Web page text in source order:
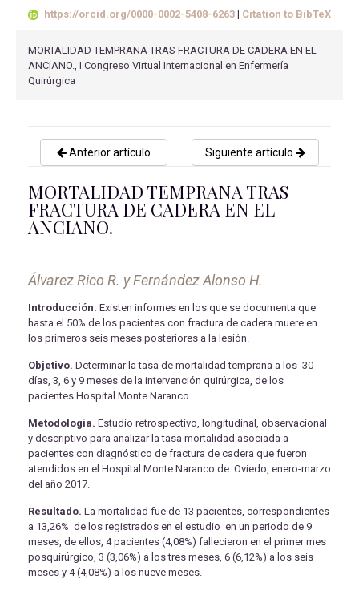
https://orcid.org/0000-0002-5408-6263| Citation to BibTeX
MORTALIDAD TEMPRANA TRAS FRACTURA DE CADERA EN EL
ANCIANO., I Congreso Virtual Internacional en Enfermería
Quirúrgica
Anterior artículo Siguiente artículo
MORTALIDAD TEMPRANA TRAS
FRACTURA DE CADERA EN EL
ANCIANO.
Álvarez Rico R. y Fernández Alonso H.
Introducción. Existen informes en los que se documenta que
hasta el 50% de los pacientes con fractura de cadera muere en
los primeros seis meses posteriores a la lesión.
Objetivo. Determinar la tasa de mortalidad temprana a los 30
días, 3, 6 y 9 meses de la intervención quirúrgica, de los
pacientes Hospital Monte Naranco.
Metodología. Estudio retrospectivo, longitudinal, observacional
y descriptivo para analizar la tasa mortalidad asociada a
pacientes con diagnóstico de fractura de cadera que fueron
atendidos en el Hospital Monte Naranco de Oviedo, enero-marzo
del año 2017.
Resultado. La mortalidad fue de 13 pacientes, correspondientes
a 13,26% de los registrados en el estudio en un periodo de 9
meses, de ellos, 4 pacientes (4,08%) fallecieron en el primer mes
posquirúrgico, 3 (3,06%) a los tres meses, 6 (6,12%) a los seis
meses y 4 (4,08%) a los nueve meses.